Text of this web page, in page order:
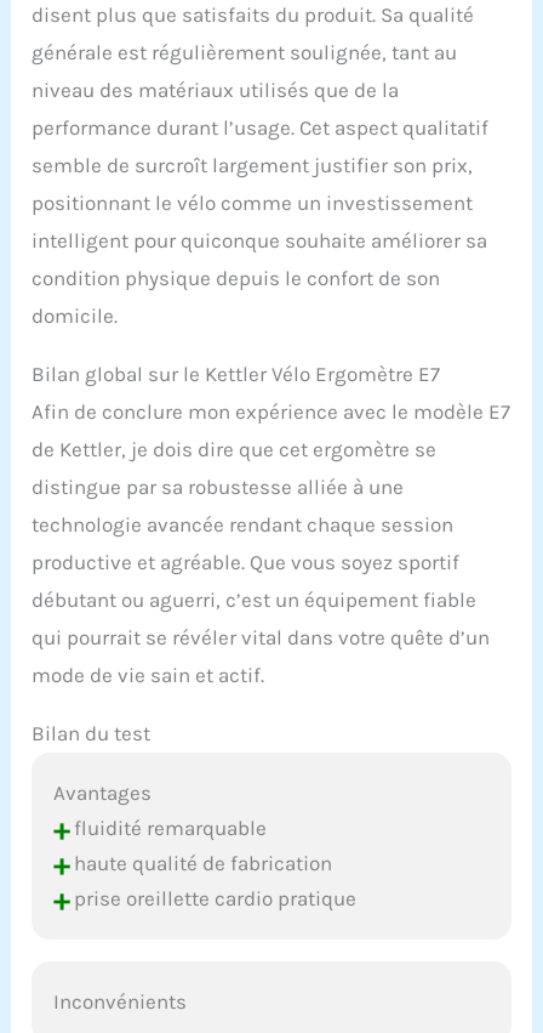
disent plus que satisfaits du produit. Sa qualité
générale est régulièrement soulignée, tant au
niveau des matériaux utilisés que de la
performance durant l’usage. Cet aspect qualitatif
semble de surcroît largement justifier son prix,
positionnant le vélo comme un investissement
intelligent pour quiconque souhaite améliorer sa
condition physique depuis le confort de son
domicile.
Bilan global sur le Kettler Vélo Ergomètre E7
Afin de conclure mon expérience avec le modèle E7
de Kettler, je dois dire que cet ergomètre se
distingue par sa robustesse alliée à une
technologie avancée rendant chaque session
productive et agréable. Que vous soyez sportif
débutant ou aguerri, c’est un équipement fiable
qui pourrait se révéler vital dans votre quête d’un
mode de vie sain et actif.
Bilan du test
Avantages
+fluidité remarquable
+haute qualité de fabrication
+prise oreillette cardio pratique
Inconvénients